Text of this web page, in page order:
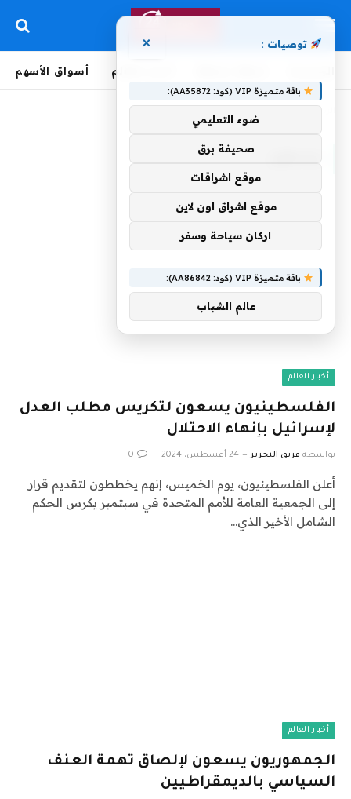
أخبار العالم أسواق الأسهم
يسعون
أخبار العالم
الفلسطينيون يسعون لتكريس مطلب العدل
لإسرائيل بإنهاء الاحتلال
بواسطة فريق التحرير 24 أغسطس، 2024 0
أعلن الفلسطينيون، يوم الخميس، إنهم يخططون لتقديم قرار
إلى الجمعية العامة للأمم المتحدة في سبتمبر يكرس الحكم
الشامل الأخير الذي…
أخبار العالم
الجمهوريون يسعون لإلصاق تهمة العنف
السياسي بالديمقراطيين
توصيات : ×
باقة متميزة VIP (كود: AA35872):
ضوء التعليمي
صحيفة برق
موقع اشراقات
موقع اشراق اون لاين
اركان سياحة وسفر
باقة متميزة VIP (كود: AA86842):
عالم الشباب